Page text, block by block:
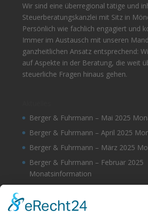
Wir sind eine überregional tätige und
Steuerberatungskanzlei mit Sitz in
Persönlich wie fachlich engagiert und
Immer im Austausch mit unseren
ganzheitlichen Ansatz entsprechend:
auf Aspekte in der Beratung, die weit
steuerliche Fragen hinaus gehen.
Berger & Fuhrmann – Mai 2025
Berger & Fuhrmann – April 2025
Berger & Fuhrmann – März 2025
Berger & Fuhrmann – Februar 2025
Monatsinformation
Monatsinformation